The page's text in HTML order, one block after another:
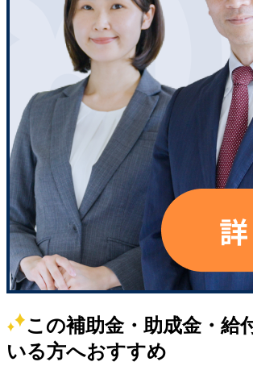
この補助金・助成金・給
いる方へおすすめ